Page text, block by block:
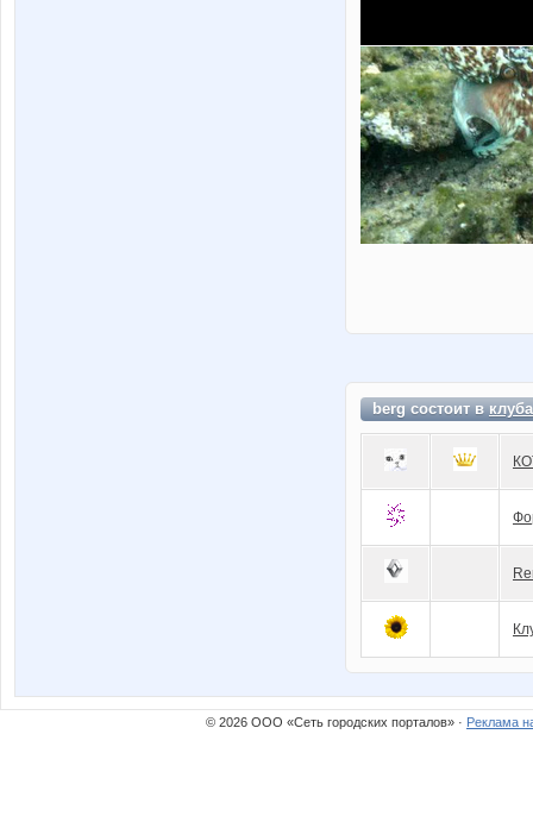
berg состоит в
© 2026 ООО «Сеть городских порталов» · Реклама